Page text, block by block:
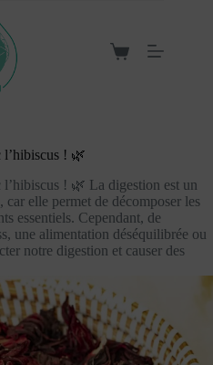
Panier
! 🌿
! 🌿 La digestion est un
elle permet de décomposer les
essentiels. Cependant, de
une alimentation déséquilibrée ou
notre digestion et causer des